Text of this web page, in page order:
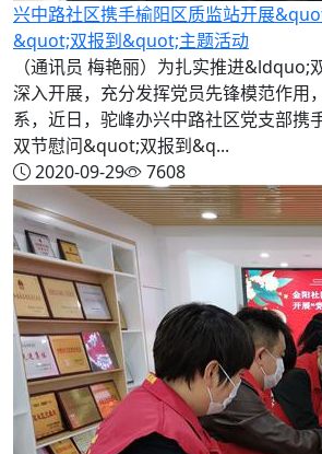
兴中路社区携手榆阳区质监站开展
&quot;双报到&quot;主题活动
（通讯员 梅艳丽）为扎实推进
深入开展，充分发挥党员先锋模范作用
系，近日，驼峰办兴中路社区党支部携
双节慰问&quot;双报到&q...
2020-09-29
7608